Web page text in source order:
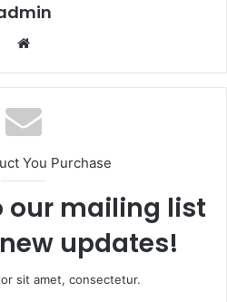
You Purchase
our mailing list
updates!
sit amet, consectetur.